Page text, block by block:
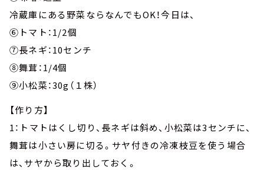
冷蔵庫にある野菜ならなんでもOK！今日は、
⑥トマト：1/2個
⑦長ネギ：10センチ
⑧舞茸：1/4個
⑨小松菜：30g（１株）
【作り方】
1：トマトはくし切り、長ネギは斜め、小松菜は3センチに、
舞茸は小さい房に切る。サヤ付きの冷凍枝豆を使う場合
は、サヤから取り出しておく。